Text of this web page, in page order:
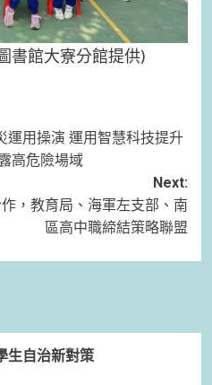
書館大寮分館提供)
運用操演 運用智慧科技提升
高危險場域
Next:
，教育局、海軍左支部、南
區高中職締結策略聯盟
生自治新對策